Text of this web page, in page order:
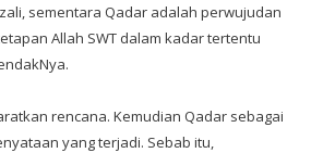
sementara Qadar adalah perwujudan
Allah SWT dalam kadar tertentu
rencana. Kemudian Qadar sebagai
yang terjadi. Sebab itu,